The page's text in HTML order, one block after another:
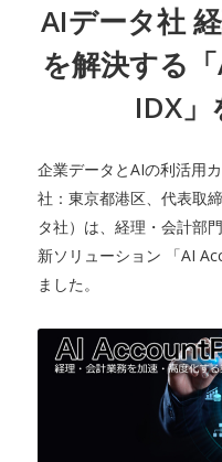
AIデータ社
を解決する
IDX」
企業データとAIの利活用
社：東京都港区、代表取
タ社）は、経理・会計部
新ソリューション 「AI
ました。